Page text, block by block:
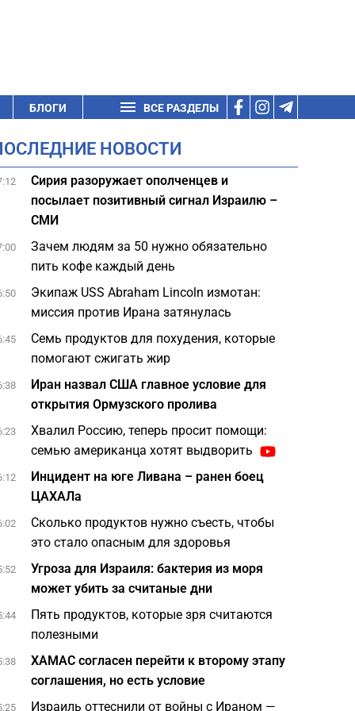
БЛОГИ ВСЕ РАЗДЕЛЫ
НОВОСТИ
Сирия разоружает ополченцев и
посылает позитивный сигнал Израилю –
СМИ
Зачем людям за 50 нужно обязательно
пить кофе каждый день
Экипаж USS Abraham Lincoln измотан:
миссия против Ирана затянулась
Семь продуктов для похудения, которые
помогают сжигать жир
Иран назвал США главное условие для
открытия Ормузского пролива
Хвалил Россию, теперь просит помощи:
семью американца хотят выдворить
Инцидент на юге Ливана – ранен боец
ЦАХАЛа
Сколько продуктов нужно съесть, чтобы
это стало опасным для здоровья
Угроза для Израиля: бактерия из моря
может убить за считаные дни
Пять продуктов, которые зря считаются
полезными
ХАМАС согласен перейти к второму этапу
соглашения, но есть условие
Израиль оттеснили от войны с Ираном —